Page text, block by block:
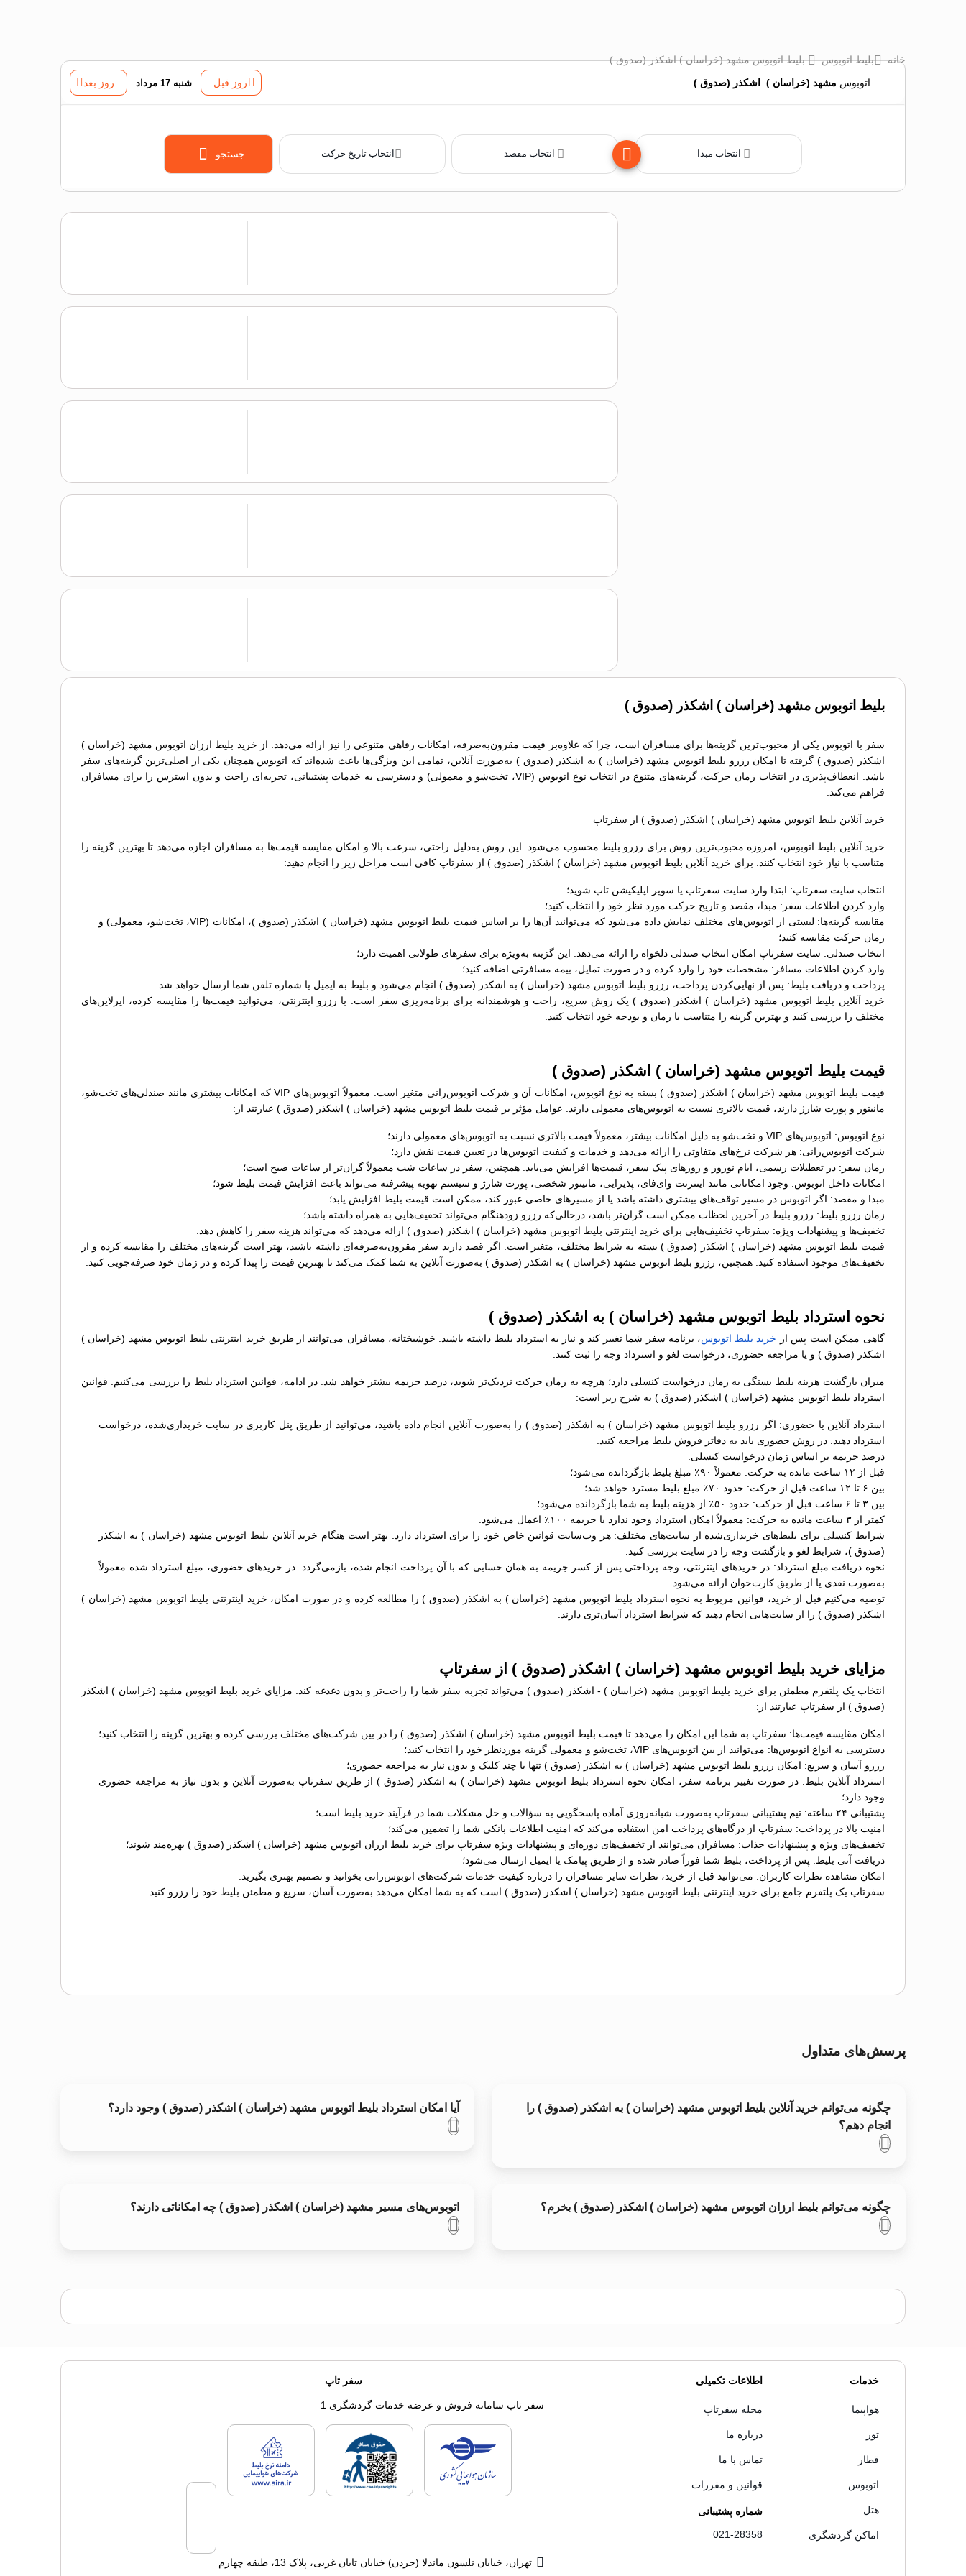
خانه بلیط اتوبوس
بلیط اتوبوس مشهد (خراسان ) اشکذر (صدوق )
اتوبوس مشهد (خراسان ) اشکذر (صدوق ) روز قبل شنبه 17 مرداد روز بعد
انتخاب تاریخ حرکت جستجو
بلیط اتوبوس مشهد (خراسان ) اشکذر (صدوق )
سفر با اتوبوس یکی از محبوب‌ترین گزینه‌ها برای مسافران است، چرا که علاوه‌بر قیمت مقرون‌به‌صرفه، امکانات رفاهی متنوعی را نیز ارائه می‌دهد. از خرید بلیط ارزان اتوبوس مشهد (خراسان )
اشکذر (صدوق ) گرفته تا امکان رزرو بلیط اتوبوس مشهد (خراسان ) به اشکذر (صدوق ) به‌صورت آنلاین، تمامی این ویژگی‌ها باعث شده‌اند که اتوبوس همچنان یکی از اصلی‌ترین گزینه‌های سفر
باشد. انعطاف‌پذیری در انتخاب زمان حرکت، گزینه‌های متنوع در انتخاب نوع اتوبوس (VIP، تخت‌شو و معمولی) و دسترسی به خدمات پشتیبانی، تجربه‌ای راحت و بدون استرس را برای مسافران
فراهم می‌کند.
خرید آنلاین بلیط اتوبوس مشهد (خراسان ) اشکذر (صدوق ) از سفرتاپ
خرید آنلاین بلیط اتوبوس، امروزه محبوب‌ترین روش برای رزرو بلیط محسوب می‌شود. این روش به‌دلیل راحتی، سرعت بالا و امکان مقایسه قیمت‌ها به مسافران اجازه می‌دهد تا بهترین گزینه را
متناسب با نیاز خود انتخاب کنند. برای خرید آنلاین بلیط اتوبوس مشهد (خراسان ) اشکذر (صدوق ) از سفرتاپ کافی است مراحل زیر را انجام دهید:
انتخاب سایت سفرتاپ: ابتدا وارد سایت سفرتاپ یا سوپر اپلیکیشن تاپ شوید؛
وارد کردن اطلاعات سفر: مبدا، مقصد و تاریخ حرکت مورد نظر خود را انتخاب کنید؛
مقایسه گزینه‌ها: لیستی از اتوبوس‌های مختلف نمایش داده می‌شود که می‌توانید آن‌ها را بر اساس قیمت بلیط اتوبوس مشهد (خراسان ) اشکذر (صدوق )، امکانات (VIP، تخت‌شو، معمولی) و
زمان حرکت مقایسه کنید؛
انتخاب صندلی: سایت سفرتاپ امکان انتخاب صندلی دلخواه را ارائه می‌دهد. این گزینه به‌ویژه برای سفرهای طولانی اهمیت دارد؛
وارد کردن اطلاعات مسافر: مشخصات خود را وارد کرده و در صورت تمایل، بیمه مسافرتی اضافه کنید؛
پرداخت و دریافت بلیط: پس از نهایی‌کردن پرداخت، رزرو بلیط اتوبوس مشهد (خراسان ) به اشکذر (صدوق ) انجام می‌شود و بلیط به ایمیل یا شماره تلفن شما ارسال خواهد شد.
خرید آنلاین بلیط اتوبوس مشهد (خراسان ) اشکذر (صدوق ) یک روش سریع، راحت و هوشمندانه برای برنامه‌ریزی سفر است. با رزرو اینترنتی، می‌توانید قیمت‌ها را مقایسه کرده، ایرلاین‌های
مختلف را بررسی کنید و بهترین گزینه را متناسب با زمان و بودجه خود انتخاب کنید.
قیمت بلیط اتوبوس مشهد (خراسان ) اشکذر (صدوق )
قیمت بلیط اتوبوس مشهد (خراسان ) اشکذر (صدوق ) بسته به نوع اتوبوس، امکانات آن و شرکت اتوبوس‌رانی متغیر است. معمولاً اتوبوس‌های VIP که امکانات بیشتری مانند صندلی‌های تخت‌شو،
مانیتور و پورت شارژ دارند، قیمت بالاتری نسبت به اتوبوس‌های معمولی دارند. عوامل مؤثر بر قیمت بلیط اتوبوس مشهد (خراسان ) اشکذر (صدوق ) عبارتند از:
نوع اتوبوس: اتوبوس‌های VIP و تخت‌شو به دلیل امکانات بیشتر، معمولاً قیمت بالاتری نسبت به اتوبوس‌های معمولی دارند؛
شرکت اتوبوس‌رانی: هر شرکت نرخ‌های متفاوتی را ارائه می‌دهد و خدمات و کیفیت اتوبوس‌ها در تعیین قیمت نقش دارد؛
زمان سفر: در تعطیلات رسمی، ایام نوروز و روزهای پیک سفر، قیمت‌ها افزایش می‌یابد. همچنین، سفر در ساعات شب معمولاً گران‌تر از ساعات صبح است؛
امکانات داخل اتوبوس: وجود امکاناتی مانند اینترنت وای‌فای، پذیرایی، مانیتور شخصی، پورت شارژ و سیستم تهویه پیشرفته می‌تواند باعث افزایش قیمت بلیط شود؛
مبدا و مقصد: اگر اتوبوس در مسیر توقف‌های بیشتری داشته باشد یا از مسیرهای خاصی عبور کند، ممکن است قیمت بلیط افزایش یابد؛
زمان رزرو بلیط: رزرو بلیط در آخرین لحظات ممکن است گران‌تر باشد، درحالی‌که رزرو زودهنگام می‌تواند تخفیف‌هایی به همراه داشته باشد؛
تخفیف‌ها و پیشنهادات ویژه: سفرتاپ تخفیف‌هایی برای خرید اینترنتی بلیط اتوبوس مشهد (خراسان ) اشکذر (صدوق ) ارائه می‌دهد که می‌تواند هزینه سفر را کاهش دهد.
قیمت بلیط اتوبوس مشهد (خراسان ) اشکذر (صدوق ) بسته به شرایط مختلف، متغیر است. اگر قصد دارید سفر مقرون‌به‌صرفه‌ای داشته باشید، بهتر است گزینه‌های مختلف را مقایسه کرده و از
تخفیف‌های موجود استفاده کنید. همچنین، رزرو بلیط اتوبوس مشهد (خراسان ) به اشکذر (صدوق ) به‌صورت آنلاین به شما کمک می‌کند تا بهترین قیمت را پیدا کرده و در زمان خود صرفه‌جویی کنید.
نحوه استرداد بلیط اتوبوس مشهد (خراسان ) به اشکذر (صدوق )
گاهی ممکن است پس از خرید بلیط اتوبوس، برنامه سفر شما تغییر کند و نیاز به استرداد بلیط داشته باشید. خوشبختانه، مسافران می‌توانند از طریق خرید اینترنتی بلیط اتوبوس مشهد (خراسان )
اشکذر (صدوق ) و یا مراجعه حضوری، درخواست لغو و استرداد وجه را ثبت کنند.
میزان بازگشت هزینه بلیط بستگی به زمان درخواست کنسلی دارد؛ هرچه به زمان حرکت نزدیک‌تر شوید، درصد جریمه بیشتر خواهد شد. در ادامه، قوانین استرداد بلیط را بررسی می‌کنیم. قوانین
استرداد بلیط اتوبوس مشهد (خراسان ) اشکذر (صدوق ) به شرح زیر است:
استرداد آنلاین یا حضوری: اگر رزرو بلیط اتوبوس مشهد (خراسان ) به اشکذر (صدوق ) را به‌صورت آنلاین انجام داده باشید، می‌توانید از طریق پنل کاربری در سایت خریداری‌شده، درخواست
استرداد دهید. در روش حضوری باید به دفاتر فروش بلیط مراجعه کنید.
درصد جریمه بر اساس زمان درخواست کنسلی:
قبل از ۱۲ ساعت مانده به حرکت: معمولاً ۹۰٪ مبلغ بلیط بازگردانده می‌شود؛
بین ۶ تا ۱۲ ساعت قبل از حرکت: حدود ۷۰٪ مبلغ بلیط مسترد خواهد شد؛
بین ۳ تا ۶ ساعت قبل از حرکت: حدود ۵۰٪ از هزینه بلیط به شما بازگردانده می‌شود؛
کمتر از ۳ ساعت مانده به حرکت: معمولاً امکان استرداد وجود ندارد یا جریمه ۱۰۰٪ اعمال می‌شود.
شرایط کنسلی برای بلیط‌های خریداری‌شده از سایت‌های مختلف: هر وب‌سایت قوانین خاص خود را برای استرداد دارد. بهتر است هنگام خرید آنلاین بلیط اتوبوس مشهد (خراسان ) به اشکذر
(صدوق )، شرایط لغو و بازگشت وجه را در سایت بررسی کنید.
نحوه دریافت مبلغ استرداد: در خریدهای اینترنتی، وجه پرداختی پس از کسر جریمه به همان حسابی که با آن پرداخت انجام شده، بازمی‌گردد. در خریدهای حضوری، مبلغ استرداد شده معمولاً
به‌صورت نقدی یا از طریق کارت‌خوان ارائه می‌شود.
توصیه می‌کنیم قبل از خرید، قوانین مربوط به نحوه استرداد بلیط اتوبوس مشهد (خراسان ) به اشکذر (صدوق ) را مطالعه کرده و در صورت امکان، خرید اینترنتی بلیط اتوبوس مشهد (خراسان )
اشکذر (صدوق ) را از سایت‌هایی انجام دهید که شرایط استرداد آسان‌تری دارند.
مزایای خرید بلیط اتوبوس مشهد (خراسان ) اشکذر (صدوق ) از سفرتاپ
انتخاب یک پلتفرم مطمئن برای خرید بلیط اتوبوس مشهد (خراسان ) - اشکذر (صدوق ) می‌تواند تجربه سفر شما را راحت‌تر و بدون دغدغه کند. مزایای خرید بلیط اتوبوس مشهد (خراسان ) اشکذر
(صدوق ) از سفرتاپ عبارتند از:
امکان مقایسه قیمت‌ها: سفرتاپ به شما این امکان را می‌دهد تا قیمت بلیط اتوبوس مشهد (خراسان ) اشکذر (صدوق ) را در بین شرکت‌های مختلف بررسی کرده و بهترین گزینه را انتخاب کنید؛
دسترسی به انواع اتوبوس‌ها: می‌توانید از بین اتوبوس‌های VIP، تخت‌شو و معمولی گزینه موردنظر خود را انتخاب کنید؛
رزرو آسان و سریع: امکان رزرو بلیط اتوبوس مشهد (خراسان ) به اشکذر (صدوق ) تنها با چند کلیک و بدون نیاز به مراجعه حضوری؛
استرداد آنلاین بلیط: در صورت تغییر برنامه سفر، امکان نحوه استرداد بلیط اتوبوس مشهد (خراسان ) به اشکذر (صدوق ) از طریق سفرتاپ به‌صورت آنلاین و بدون نیاز به مراجعه حضوری
وجود دارد؛
پشتیبانی ۲۴ ساعته: تیم پشتیبانی سفرتاپ به‌صورت شبانه‌روزی آماده پاسخگویی به سؤالات و حل مشکلات شما در فرآیند خرید بلیط است؛
امنیت بالا در پرداخت: سفرتاپ از درگاه‌های پرداخت امن استفاده می‌کند که امنیت اطلاعات بانکی شما را تضمین می‌کند؛
تخفیف‌های ویژه و پیشنهادات جذاب: مسافران می‌توانند از تخفیف‌های دوره‌ای و پیشنهادات ویژه سفرتاپ برای خرید بلیط ارزان اتوبوس مشهد (خراسان ) اشکذر (صدوق ) بهره‌مند شوند؛
دریافت آنی بلیط: پس از پرداخت، بلیط شما فوراً صادر شده و از طریق پیامک یا ایمیل ارسال می‌شود؛
امکان مشاهده نظرات کاربران: می‌توانید قبل از خرید، نظرات سایر مسافران را درباره کیفیت خدمات شرکت‌های اتوبوس‌رانی بخوانید و تصمیم بهتری بگیرید.
سفرتاپ یک پلتفرم جامع برای خرید اینترنتی بلیط اتوبوس مشهد (خراسان ) اشکذر (صدوق ) است که به شما امکان می‌دهد به‌صورت آسان، سریع و مطمئن بلیط خود را رزرو کنید.
پرسش‌های متداول
چگونه می‌توانم خرید آنلاین بلیط اتوبوس مشهد (خراسان ) به اشکذر (صدوق ) را
انجام دهم؟
آیا امکان استرداد بلیط اتوبوس مشهد (خراسان ) اشکذر (صدوق ) وجود دارد؟
چگونه می‌توانم بلیط ارزان اتوبوس مشهد (خراسان ) اشکذر (صدوق ) بخرم؟ اتوبوس‌های مسیر مشهد (خراسان ) اشکذر (صدوق ) چه امکاناتی دارند؟
خدمات
هواپیما
تور
قطار
اتوبوس
هتل
اماکن گردشگری
اطلاعات تکمیلی
مجله سفرتاپ
درباره ما
تماس با ما
قوانین و مقررات
شماره پشتیبانی
021-28358
سفر تاپ
سفر تاپ سامانه فروش و عرضه خدمات گردشگری 1
لایسنس های فروش سفرتاپلایسنس های فروش سفرتاپلایسنس های فروش سفرتاپ
تهران، خیابان نلسون ماندلا (جردن) خیابان تابان غربی، پلاک 13، طبقه چهارم